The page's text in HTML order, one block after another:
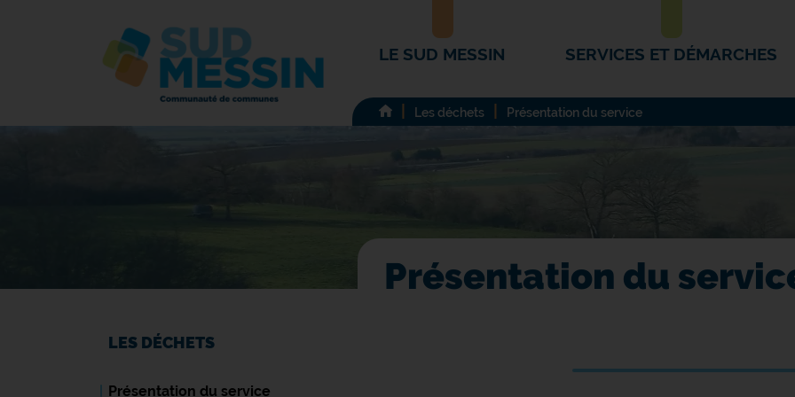
LE SUD MESSIN SERVICES ET DÉMARCHES
Les déchets Présentation du service
Présentation du
LES DÉCHETS
Présentation du service